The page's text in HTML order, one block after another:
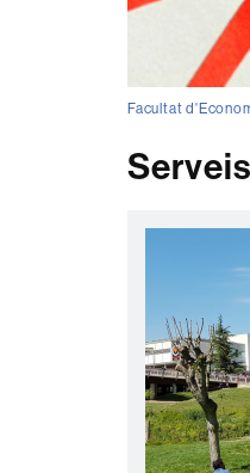
Facultat